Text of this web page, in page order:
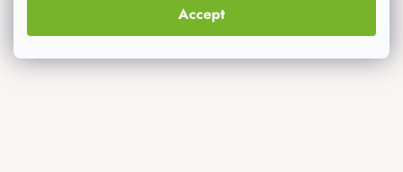
Accept
Originalni pokloni